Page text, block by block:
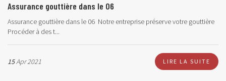
Assurance gouttière dans le 06
Assurance gouttière dans le 06 Notre entreprise préserve votre gouttière
Procéder à des t...
15Apr 2021 LIRE LA SUITE